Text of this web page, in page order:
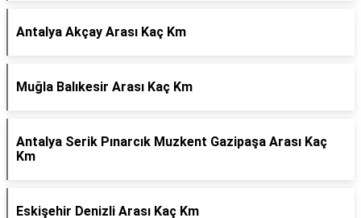
Antalya Akçay Arası Kaç Km
Muğla Balıkesir Arası Kaç Km
Antalya Serik Pınarcık Muzkent Gazipaşa Arası Kaç
Km
Eskişehir Denizli Arası Kaç Km